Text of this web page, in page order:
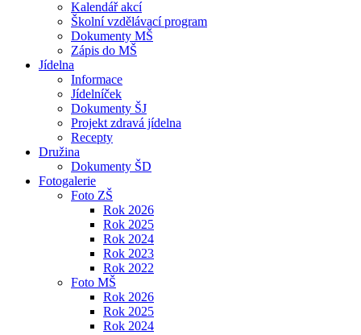
Kalendář akcí
Školní vzdělávací program
Dokumenty MŠ
Zápis do MŠ
Jídelna
Informace
Jídelníček
Dokumenty ŠJ
Projekt zdravá jídelna
Recepty
Družina
Dokumenty ŠD
Fotogalerie
Foto ZŠ
Rok 2026
Rok 2025
Rok 2024
Rok 2023
Rok 2022
Foto MŠ
Rok 2026
Rok 2025
Rok 2024